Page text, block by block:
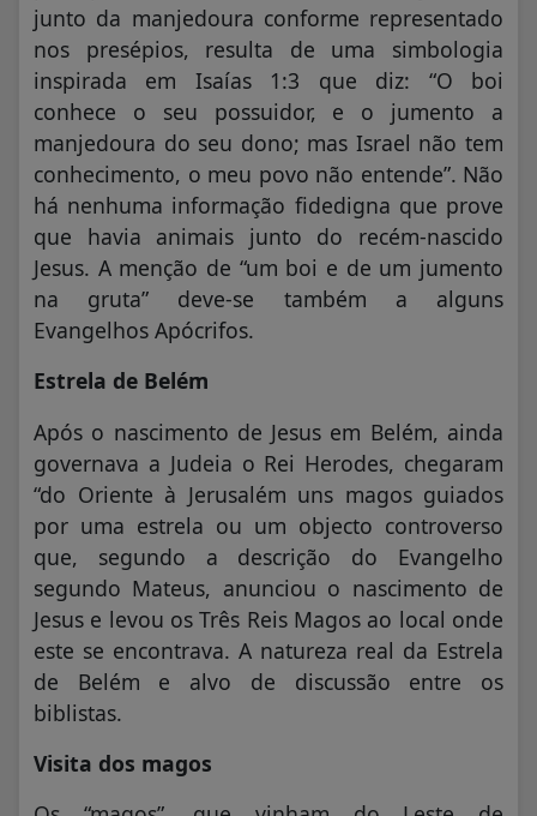
junto da manjedoura conforme representado
nos presépios, resulta de uma simbologia
inspirada em Isaías 1:3 que diz: “O boi
conhece o seu possuidor, e o jumento a
manjedoura do seu dono; mas Israel não tem
conhecimento, o meu povo não entende”. Não
há nenhuma informação fidedigna que prove
que havia animais junto do recém-nascido
Jesus. A menção de “um boi e de um jumento
na gruta” deve-se também a alguns
Evangelhos Apócrifos.
Estrela de Belém
Após o nascimento de Jesus em Belém, ainda
governava a Judeia o Rei Herodes, chegaram
“do Oriente à Jerusalém uns magos guiados
por uma estrela ou um objecto controverso
que, segundo a descrição do Evangelho
segundo Mateus, anunciou o nascimento de
Jesus e levou os Três Reis Magos ao local onde
este se encontrava. A natureza real da Estrela
de Belém e alvo de discussão entre os
biblistas.
Visita dos magos